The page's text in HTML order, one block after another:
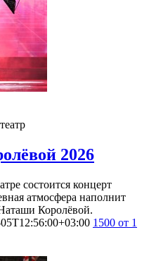
2026
состоится концерт
атмосфера наполнит
Королёвой.
1500 от 1